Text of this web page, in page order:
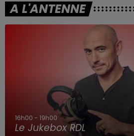
A L'ANTENNE
16h00 - 19h00
Le Jukebox RDL